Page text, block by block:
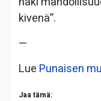
kivenä”.
—
Lue Punaisen
Jaa tämä: